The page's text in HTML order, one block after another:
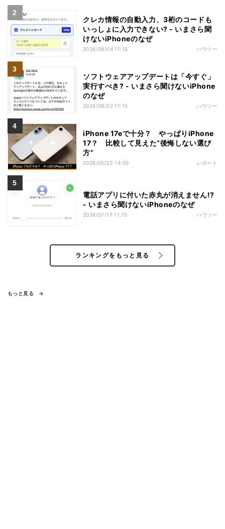
クレカ情報の自動入力、3桁のコードも
いっしょに入力できない? - いまさら聞
けないiPhoneのなぜ
2026/08/04 11:15 ハウツー
ソフトウェアアップデートは「今すぐ」
実行すべき? - いまさら聞けないiPhone
のなぜ
2026/08/02 11:15 ハウツー
iPhone 17eで十分？ やっぱりiPhone
17？ 比較して見えた“後悔しない選び
方”
2026/05/22 14:00 レポート
電話アプリに付いた赤丸が消えません!?
- いまさら聞けないiPhoneのなぜ
2026/07/17 11:15 ハウツー
ランキングをもっと見る
もっと見る